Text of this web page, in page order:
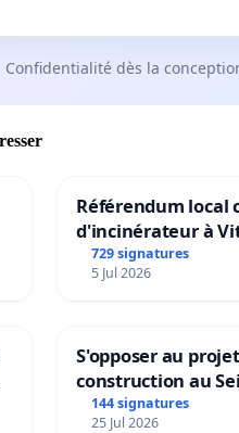
Confidentialité dès la
Référendum local
d'incinérateur à
729 signatures
5 Jul 2026
S'opposer au
construction au
144 signatures
25 Jul 2026